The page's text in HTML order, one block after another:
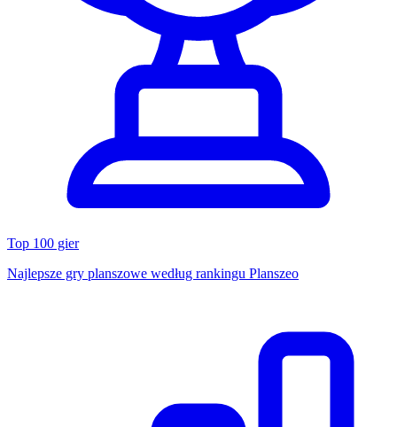
Top 100 gier
Najlepsze gry planszowe według rankingu Planszeo